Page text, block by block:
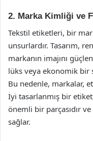
2. Marka Kimliği ve
Tekstil etiketleri, bir
unsurlardır. Tasarım,
markanın imajını
lüks veya ekonomik bir
Bu nedenle, markalar,
İyi tasarlanmış bir
önemli bir parçasıdır
sağlar.